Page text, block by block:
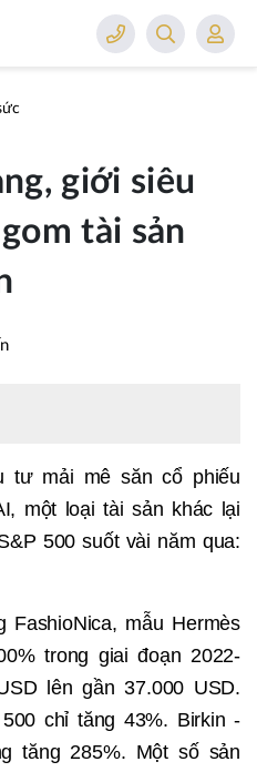
giới siêu
tài sản
tư mải mê săn cổ phiếu
một loại tài sản khác lại
500 suốt vài năm qua:
mẫu Hermès
trong giai đoạn 2022-
lên gần 37.000 USD.
chỉ tăng 43%. Birkin -
tăng 285%. Một số sản